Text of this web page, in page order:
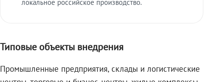
локальное российское производство.
Типовые объекты внедрения
Промышленные предприятия, склады и логистические